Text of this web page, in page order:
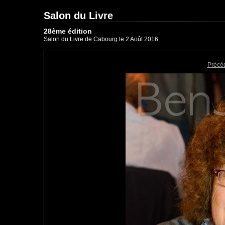
Salon du Livre
28ème édition
Salon du Livre de Cabourg le 2 Août 2016